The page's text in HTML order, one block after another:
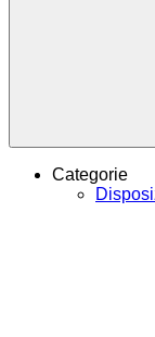
Categorie